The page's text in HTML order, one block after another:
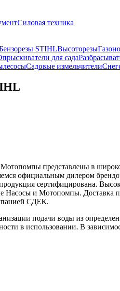
Силовая техника
STIHLВысоторезы
для сада
Садовые измельчители
представлены в
официальным дилером
сертифицирована.
Насосы и Мотопомпы. Доставка
СДЕК.
подачи воды из
в использовании. В